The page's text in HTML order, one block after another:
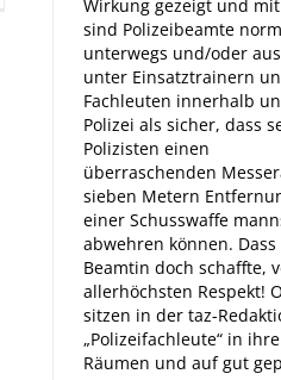
Wirkung gezeigt und
sind Polizeibeamte
unterwegs und/oder
unter Einsatztrainern
Fachleuten innerhalb
Polizei als sicher, dass
Polizisten einen
überraschenden
sieben Metern
einer Schusswaffe
abwehren können.
Beamtin doch schaffte,
allerhöchsten Respekt!
sitzen in der taz-
„Polizeifachleute“ in
Räumen und auf gut